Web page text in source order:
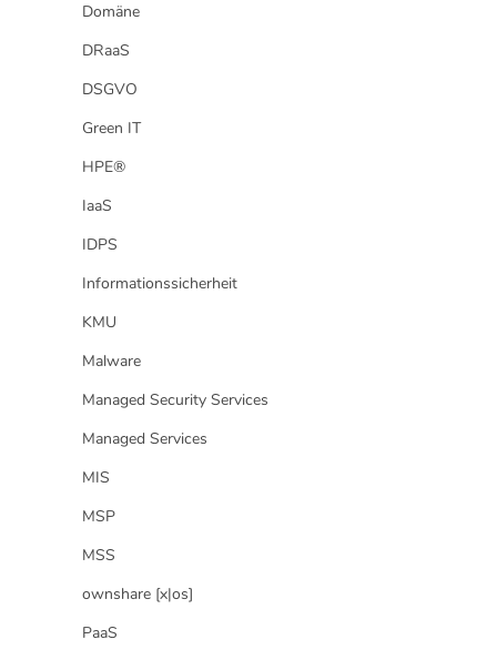
Domäne
DRaaS
DSGVO
Green IT
HPE®
IaaS
IDPS
Informationssicherheit
KMU
Malware
Managed Security Services
Managed Services
MIS
MSP
MSS
ownshare [x|os]
PaaS